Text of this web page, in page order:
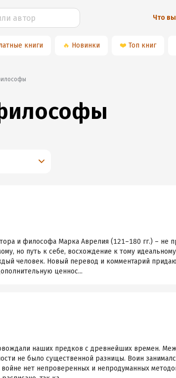
Что
книги 🔥 Новинки ❤️ Топ книг
и философа Марка Аврелия (121–180 гг.) – не
но путь к себе, восхождение к тому
человек. Новый перевод и комментарий
ценнос...
наших предков с древнейших времен.
не было существенной разницы. Воин
войне нет непроверенных и непродуманных